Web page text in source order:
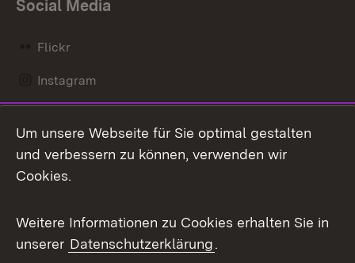
Social Media
Flickr
Instagram
Mastodon
Messenger
Social Wall
X / Twitter
Um unsere Webseite für Sie optimal gestalten
und verbessern zu können, verwenden wir
Cookies.
Weitere Informationen zu Cookies erhalten Sie in
unserer Datenschutzerklärung.